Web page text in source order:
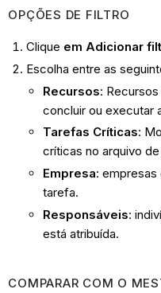
OPÇÕES DE FILTRO
Clique em Adicionar
Escolha entre as
Recursos:
concluir ou executar
Tarefas Críticas:
críticas no arquivo
Empresa: empresas
tarefa.
Responsáveis:
está atribuída.
COMPARAR COM O